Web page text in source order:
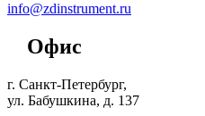
info@zdinstrument.ru
Офис
г. Санкт-Петербург,
ул. Бабушкина, д. 137